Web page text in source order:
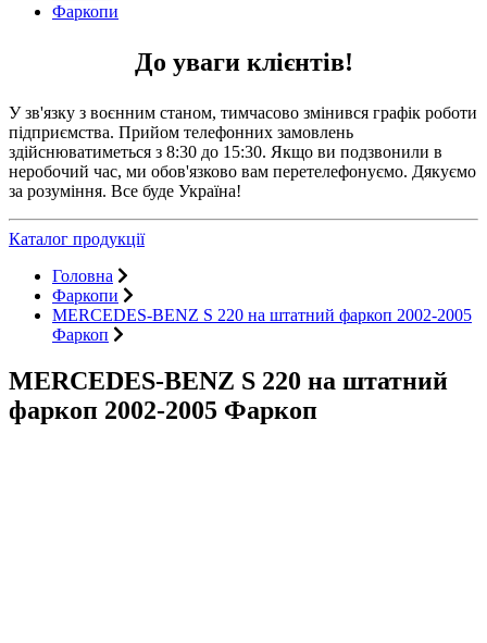
Фаркопи
До уваги клієнтів!
У зв'язку з воєнним станом, тимчасово змінився графік роботи
підприємства. Прийом телефонних замовлень
здійснюватиметься з 8:30 до 15:30. Якщо ви подзвонили в
неробочий час, ми обов'язково вам перетелефонуємо. Дякуємо
за розуміння. Все буде Україна!
Каталог продукції
Головна
Фаркопи
MERCEDES-BENZ S 220 на штатний фаркоп 2002-2005
Фаркоп
MERCEDES-BENZ S 220 на штатний
фаркоп 2002-2005 Фаркоп